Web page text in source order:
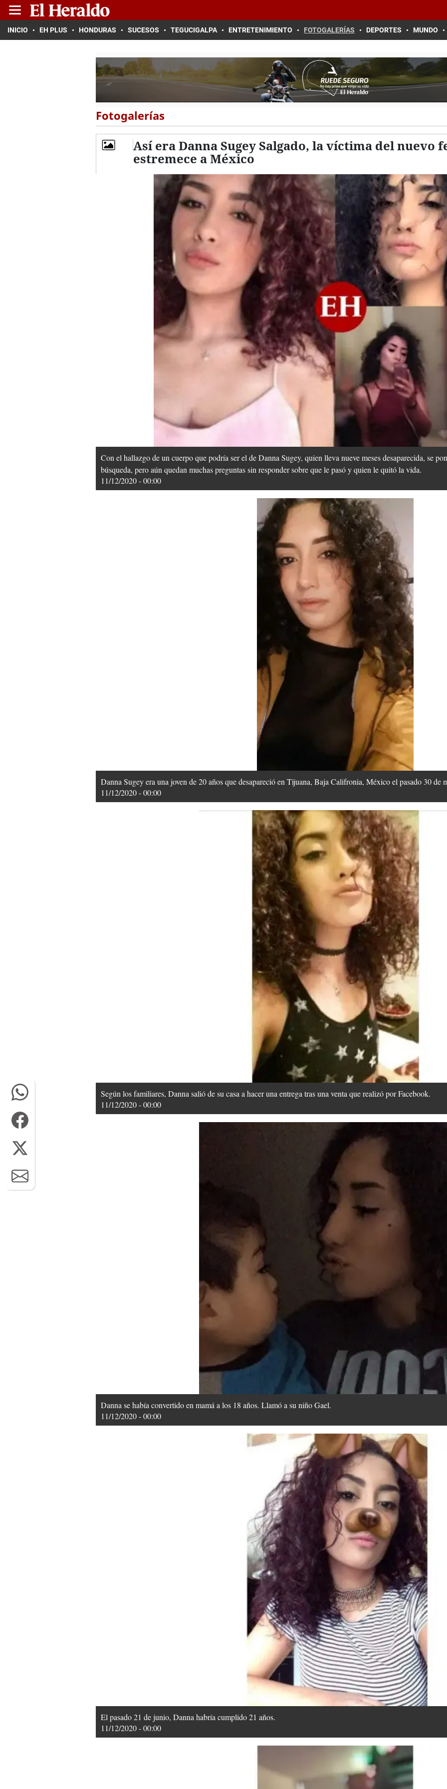
INICIO EH PLUS HONDURAS SUCESOS TEGUCIGALPA ENTRETENIMIENTO FOTOGALERÍAS DEPORTES MUNDO
Fotogalerías
Así era Danna Sugey Salgado, la víctima del nuevo
estremece a México
Con el hallazgo de un cuerpo que podría ser el de Danna Sugey, quien lleva nueve meses desaparecida, se
búsqueda, pero aún quedan muchas preguntas sin responder sobre que le pasó y quien le quitó la vida.
11/12/2020 - 00:00
Danna Sugey era una joven de 20 años que desapareció en Tijuana, Baja Califronia, México el pasado 30 de
11/12/2020 - 00:00
Según los familiares, Danna salió de su casa a hacer una entrega tras una venta que realizó por Facebook.
11/12/2020 - 00:00
Danna se había convertido en mamá a los 18 años. Llamó a su niño Gael.
11/12/2020 - 00:00
El pasado 21 de junio, Danna habría cumplido 21 años.
11/12/2020 - 00:00